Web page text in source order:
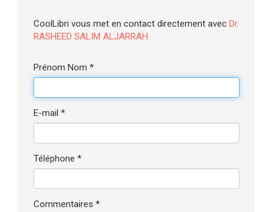
CoolLibri vous met en contact directement avec Dr.
RASHEED SALIM ALJARRAH
Prénom Nom *
E-mail *
Téléphone *
Commentaires *